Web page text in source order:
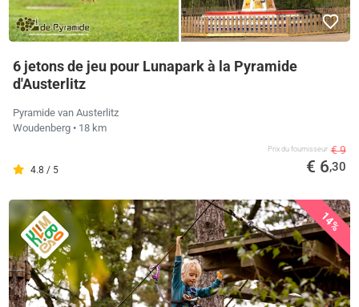
6 jetons de jeu pour Lunapark à la Pyramide
d'Austerlitz
Pyramide van Austerlitz
Woudenberg • 18 km
4.8 / 5
Prix ​​du fournisseur € 9
€ 6,30
14%